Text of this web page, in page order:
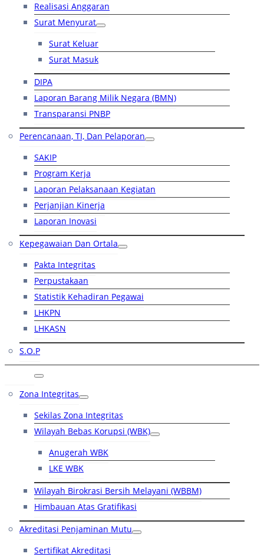
Realisasi Anggaran
Surat Menyurat
Surat Keluar
Surat Masuk
DIPA
Laporan Barang Milik Negara (BMN)
Transparansi PNBP
Perencanaan, TI, Dan Pelaporan
SAKIP
Program Kerja
Laporan Pelaksanaan Kegiatan
Perjanjian Kinerja
Laporan Inovasi
Kepegawaian Dan Ortala
Pakta Integritas
Perpustakaan
Statistik Kehadiran Pegawai
LHKPN
LHKASN
S.O.P
Zona Integritas
Sekilas Zona Integritas
Wilayah Bebas Korupsi (WBK)
Anugerah WBK
LKE WBK
Wilayah Birokrasi Bersih Melayani (WBBM)
Himbauan Atas Gratifikasi
Akreditasi Penjaminan Mutu
Sertifikat Akreditasi